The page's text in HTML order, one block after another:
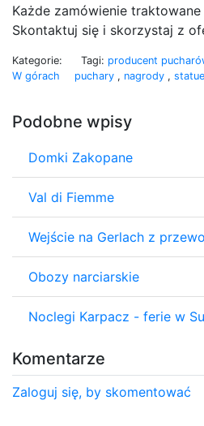
Każde zamówienie
Skontaktuj się i skorzystaj z
Kategorie:
W górach
Tagi: producent
puchary , nagrody ,
Podobne wpisy
Domki Zakopane
Val di Fiemme
Wejście na Gerlach z
Obozy narciarskie
Noclegi Karpacz - ferie w
Komentarze
Zaloguj się, by skomentować